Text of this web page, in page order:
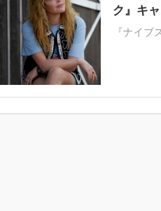
ク』キ
『ナイ